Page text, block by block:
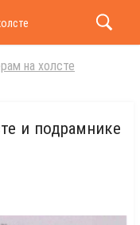
и подрамнике 40х50
на холсте
и подрамнике